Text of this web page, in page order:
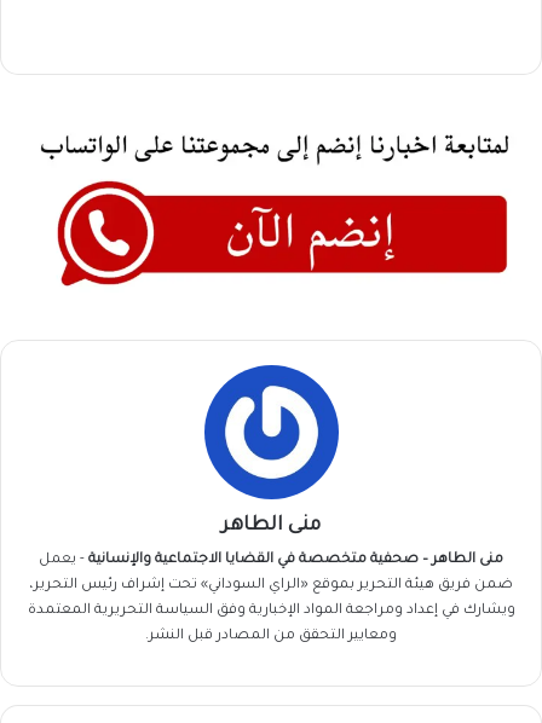
منى الطاهر
منى الطاهر – صحفية متخصصة في القضايا الاجتماعية والإنسانية - يعمل
ضمن فريق هيئة التحرير بموقع «الراي السوداني» تحت إشراف رئيس التحرير،
ويشارك في إعداد ومراجعة المواد الإخبارية وفق السياسة التحريرية المعتمدة
ومعايير التحقق من المصادر قبل النشر.